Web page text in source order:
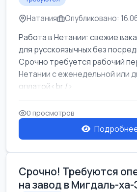
Натания Опубликовано:
Работа в Нетании: свежие
для русскоязычных без
Срочно требуется рабочий
Нетании с еженедельной или
оплатой<br />
Свежие вакансии в Нетании
0 просмотров
Срочно! Требуются
на завод в Мигдаль-